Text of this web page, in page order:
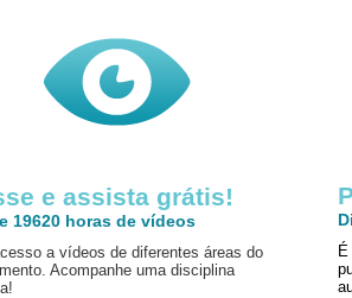
e assista grátis!
19620 horas de vídeos
a vídeos de diferentes áreas do
Acompanhe uma disciplina